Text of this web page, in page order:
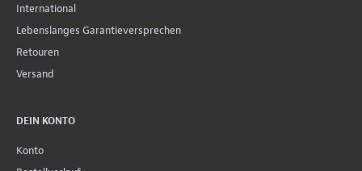
International
Lebenslanges Garantieversprechen
Retouren
Versand
DEIN KONTO
Konto